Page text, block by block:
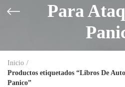
Para
Inicio
Productos etiquetados “Libros De
Panico”